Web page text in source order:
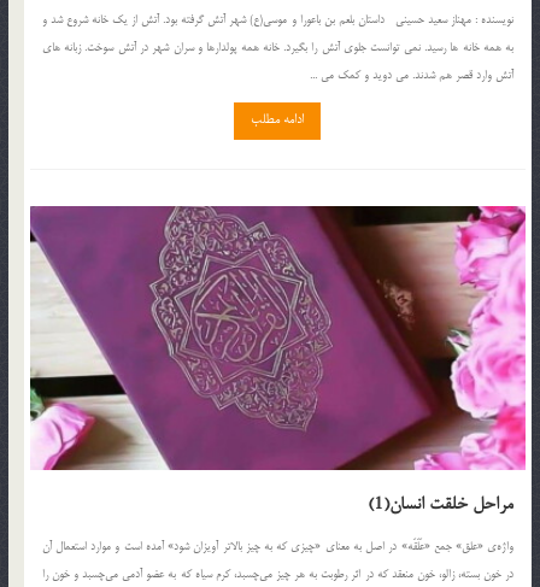
نويسنده : مهناز سعيد حسيني داستان بلعم بن باعورا و موسي(ع) شهر آتش گرفته بود. آتش از يک خانه شروع شد و
به همه خانه ها رسيد. نمي توانست جلوي آتش را بگيرد. خانه همه پولدارها و سران شهر در آتش سوخت. زبانه هاي
آتش وارد قصر هم شدند. مي دويد و کمک مي ...
ادامه مطلب
مراحل خلقت انسان(1)
واژه‌ي «علق» جمع «عَلَقَه» در اصل به معناي «چيزي كه به چيز بالاتر آويزان شود» آمده است و موارد استعمال آن
در خون بسته، زالو، خون منعقد كه در اثر رطوبت به هر چيز مي‌چسبد، كرم سياه كه به عضو آدمي مي‌چسبد و خون را